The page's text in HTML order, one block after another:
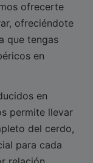
ofrecerte
ofreciéndote
que tengas
en
en
permite llevar
del cerdo,
para cada